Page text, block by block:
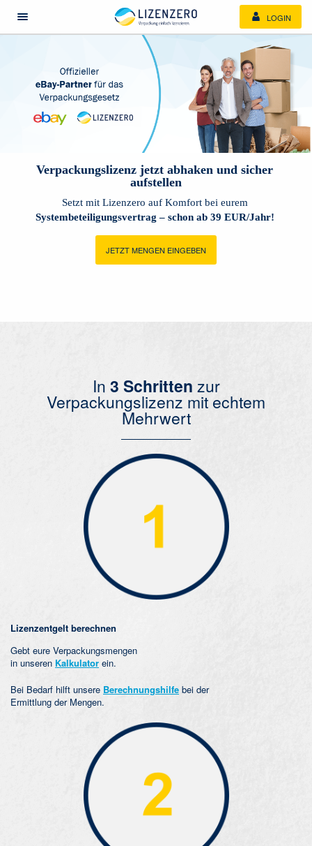
Menü öffnen/schließen LOGIN
Verpackungslizenz jetzt abhaken und sicher
aufstellen
Systembeteiligungsvertrag – schon ab 39 EUR/Jahr!
JETZT MENGEN EINGEBEN
In 3 Schritten zur
Verpackungslizenz mit echtem
Mehrwert
Lizenzentgelt berechnen
Gebt eure Verpackungsmengen
in unseren Kalkulator ein.
Bei Bedarf hilft unsere Berechnungshilfe bei der
Ermittlung der Mengen.